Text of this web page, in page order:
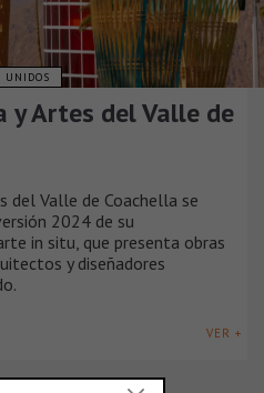
UNIDOS
y Artes del Valle de
del Valle de Coachella se
2024 de su
in situ, que presenta obras
y diseñadores
VER +